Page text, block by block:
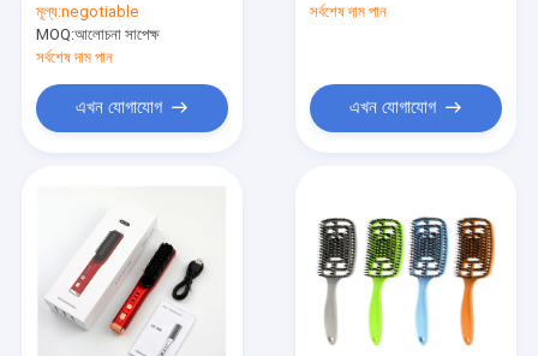
বৈদ্যুতিক চুল কার্লার
অটোমেটিক হেয়ার কার্লার
ডিসি হেয়ার ড্রায়ার
ব্রাশহীন হেয়ার ড্রায়ার
এয়ার ব্রাশ
মূল্য:negotiable
MOQ:আলোচনা সাপেক্ষ
সর্বশেষ দাম পান
এখন যোগাযোগ
সর্বশেষ দাম পান
এখন যোগাযোগ